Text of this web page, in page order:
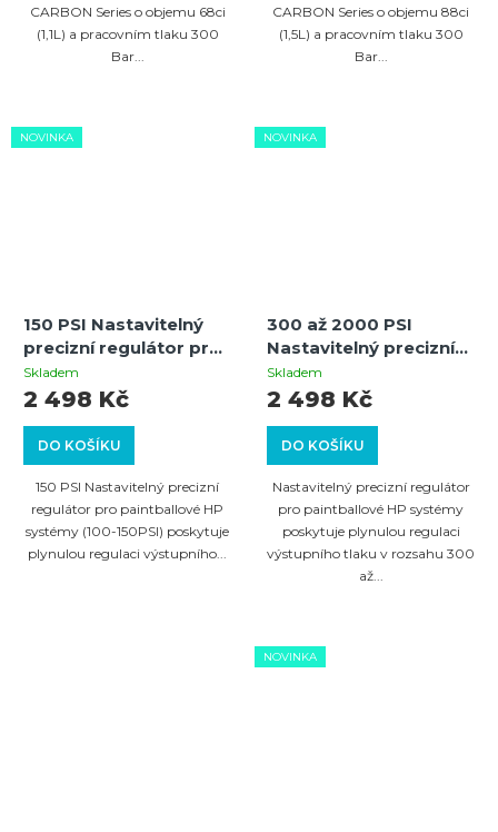
CARBON Series o objemu 68ci
(1,1L) a pracovním tlaku 300
Bar...
CARBON Series o objemu 88ci
(1,5L) a pracovním tlaku 300
Bar...
NOVINKA
150 PSI Nastavitelný
precizní regulátor pro
paintballové HP
systémy
Skladem
DO KOŠÍKU
2 498 Kč
150 PSI Nastavitelný precizní
regulátor pro paintballové HP
systémy (100-150PSI) poskytuje
plynulou regulaci výstupního...
NOVINKA
300 až 2000 PSI
Nastavitelný precizní
regulátor pro
paintballové HP
Skladem
DO KOŠÍKU
2 498 Kč
Nastavitelný precizní regulátor
pro paintballové HP systémy
poskytuje plynulou regulaci
výstupního tlaku v rozsahu 300
až...
NOVINKA